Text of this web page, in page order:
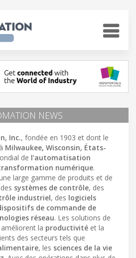
NEWS
Inc., fondée en 1903 et dont le
Milwaukee, Wisconsin, États-
de l'automatisation
numérique.
large gamme de produits et de
systèmes de contrôle, des
industriel, des logiciels
de commande de
réseau. Les solutions de
la productivité et la
des secteurs tels que
, les sciences de la vie